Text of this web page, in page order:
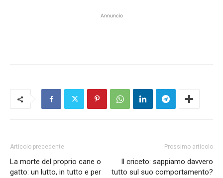
Annuncio
Articolo precedente
La morte del proprio cane o
gatto: un lutto, in tutto e per
Prossimo articolo
Il criceto: sappiamo davvero
tutto sul suo comportamento?